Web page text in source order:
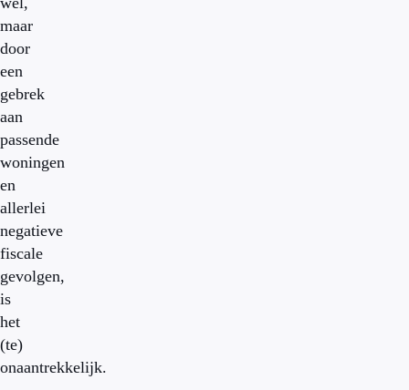
maar
door
een
gebrek
aan
passende
woningen
en
allerlei
negatieve
fiscale
gevolgen,
is
het
(te)
onaantrekkelijk.